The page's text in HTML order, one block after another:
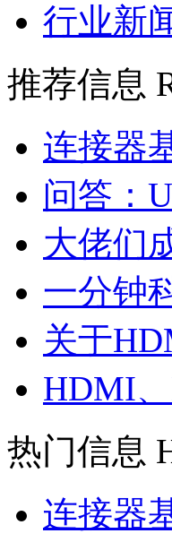
行业新
推荐信息
连接器
问答：
大佬们
一分钟
关于
HDMI
热门信息
连接器